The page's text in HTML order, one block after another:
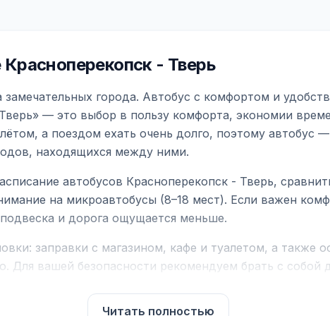
- Тверь
города. Автобус с комфортом и
— это выбор в пользу комфорта, экономии
а поездом ехать очень долго, поэтому автобус
находящихся между ними.
автобусов Красноперекопск - Тверь,
на микроавтобусы (8–18 мест). Если важен
и дорога ощущается меньше.
заправки с магазином, кафе и туалетом, а также
Для вашей безопасности рекомендуем брать с собой
Читать полностью